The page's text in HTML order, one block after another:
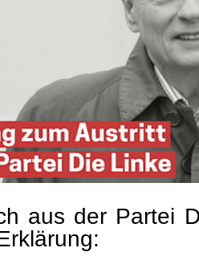
aus der Partei